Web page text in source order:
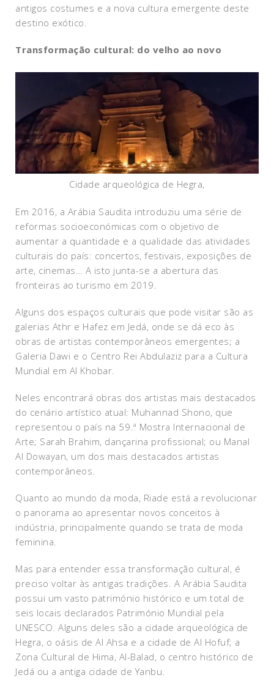
antigos costumes e a nova cultura emergente deste
destino exótico.
Transformação cultural: do velho ao novo
Cidade arqueológica de Hegra,
Em 2016, a Arábia Saudita introduziu uma série de
reformas socioeconómicas com o objetivo de
aumentar a quantidade e a qualidade das atividades
culturais do país: concertos, festivais, exposições de
arte, cinemas… A isto junta-se a abertura das
fronteiras ao turismo em 2019.
Alguns dos espaços culturais que pode visitar são as
galerias Athr e Hafez em Jedá, onde se dá eco às
obras de artistas contemporâneos emergentes; a
Galeria Dawi e o Centro Rei Abdulaziz para a Cultura
Mundial em Al Khobar.
Neles encontrará obras dos artistas mais destacados
do cenário artístico atual: Muhannad Shono, que
representou o país na 59.ª Mostra Internacional de
Arte; Sarah Brahim, dançarina profissional; ou Manal
Al Dowayan, um dos mais destacados artistas
contemporâneos.
Quanto ao mundo da moda, Riade está a revolucionar
o panorama ao apresentar novos conceitos à
indústria, principalmente quando se trata de moda
feminina.
Mas para entender essa transformação cultural, é
preciso voltar às antigas tradições. A Arábia Saudita
possui um vasto património histórico e um total de
seis locais declarados Património Mundial pela
UNESCO. Alguns deles são a cidade arqueológica de
Hegra, o oásis de Al Ahsa e a cidade de Al Hofuf; a
Zona Cultural de Hima, Al-Balad, o centro histórico de
Jedá ou a antiga cidade de Yanbu.